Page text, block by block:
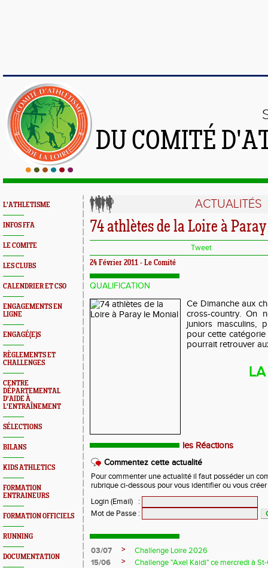
DU COMITÉ
L'ATHLETISME
INFOS FFA
LE COMITE
LES CLUBS
CALENDRIER ET CSO
ENGAGEMENTS EN
LIGNE
ENGAGÉ(E)S
RÈGLEMENTS ET
CHALLENGES
CENTRE
DÉPARTEMENTAL
D'AIDE À
L'ENTRAÎNEMENT
SÉLECTIONS
BILANS
KIDS ATHLETICS
FORMATION
ENTRAINEURS
FORMATION OFFICIELS
RUNNING
DOCUMENTATION
ACTUALITÉS
74 athlètes de la Loire à
Tweet
24 Février 2011 - Le Comité
QUALIFICATION
Ce Dimanche aux
cross-country. On
juniors masculins,
pour cette
pourrait retrouver
les Réactions
Commentez cette actualité
Pour commenter une actualité il faut posséder un
rubrique ci-dessous pour vous identifier ou vous
Login (Email)
:
Mot de Passe :
03/07 >
Challenge Loire 2026
15/06
>
Challenge "Axel Kaidi" ce mercredi à